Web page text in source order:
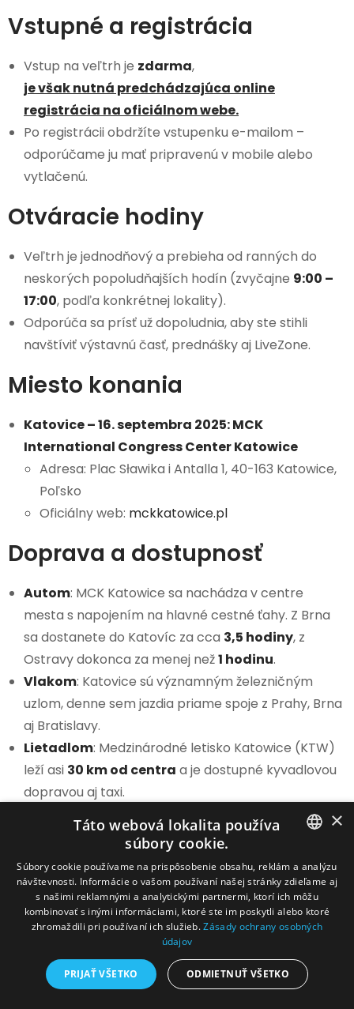
Vstupné a registrácia
Vstup na veľtrh je zdarma,
je však nutná predchádzajúca online
registrácia na oficiálnom webe.
Po registrácii obdržíte vstupenku e-mailom –
odporúčame ju mať pripravenú v mobile alebo
vytlačenú.
Otváracie hodiny
Veľtrh je jednodňový a prebieha od ranných do
neskorých popoludňajších hodín (zvyčajne 9:00 –
17:00, podľa konkrétnej lokality).
Odporúča sa prísť už dopoludnia, aby ste stihli
navštíviť výstavnú časť, prednášky aj LiveZone.
Miesto konania
Katovice – 16. septembra 2025: MCK
International Congress Center Katowice
Adresa: Plac Sławika i Antalla 1, 40-163 Katowice,
Poľsko
Oficiálny web: mckkatowice.pl
Doprava a dostupnosť
Autom: MCK Katowice sa nachádza v centre
mesta s napojením na hlavné cestné ťahy. Z Brna
sa dostanete do Katovíc za cca 3,5 hodiny, z
Ostravy dokonca za menej než1 hodinu.
Vlakom: Katovice sú významným železničným
uzlom, denne sem jazdia priame spoje z Prahy, Brna
aj Bratislavy.
Lietadlom: Medzinárodné letisko Katowice (KTW)
leží asi 30 km od centra a je dostupné kyvadlovou
dopravou aj taxi.
Jazyk a materiály
Hlavný program bude prebiehať vpoľštine a
angličtine, vybraní prednášajúci vystúpia aj v
nemčine.
Materiály k veľtrhu a certifikáty
VQWS
sú k
dispozícii v anglickej verzii.
SLOVAK
×
Táto webová lokalita používa
súbory cookie.
Súbory cookie používame na prispôsobenie obsahu, reklám a analýzu
návštevnosti. Informácie o vašom používaní našej stránky zdieľame aj
s našimi reklamnými a analytickými partnermi, ktorí ich môžu
kombinovať s inými informáciami, ktoré ste im poskytli alebo ktoré
zhromaždili pri používaní ich služieb. Zásady ochrany osobných
údajov
PRIJAŤ VŠETKO ODMIETNUŤ VŠETKO